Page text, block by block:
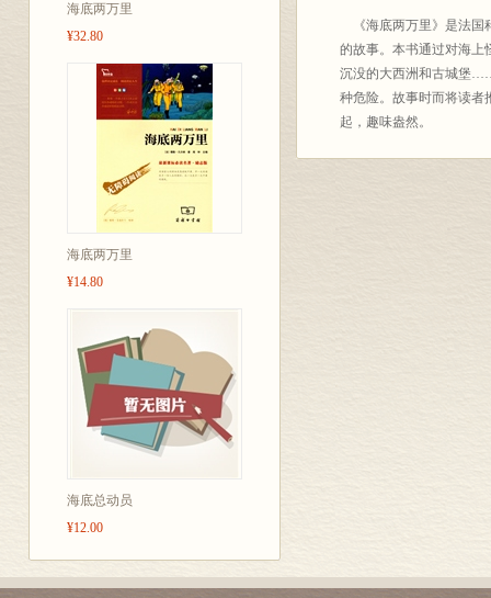
海底两万里
¥32.80
海底两万里
¥14.80
海底总动员
¥12.00
《海底两万里》是法国
的故事。本书通过对海上
沉没的大西洲和古城堡
种危险。故事时而将读者
起，趣味盎然。